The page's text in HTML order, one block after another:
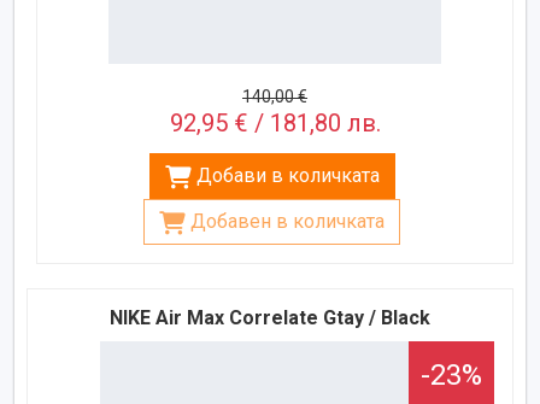
140,00 €
92,95 € / 181,80 лв.
Добави в количката
Добавен в количката
NIKE Air Max Correlate Gtay / Black
-23%